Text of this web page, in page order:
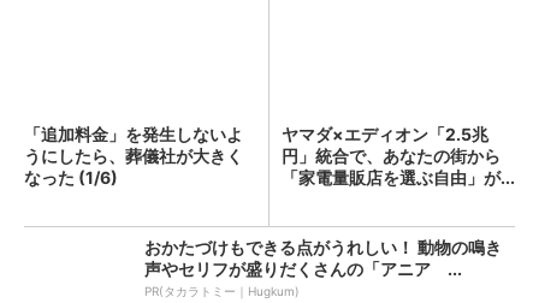
「追加料金」を発生しないよ
うにしたら、葬儀社が大きく
なった (1/6)
ヤマダ×エディオン「2.5兆
円」統合で、あなたの街から
「家電量販店を選ぶ自由」が...
おかたづけもできる点がうれしい！ 動物の鳴き
声やセリフが盛りだくさんの「アニア ...
PR(タカラトミー｜Hugkum)